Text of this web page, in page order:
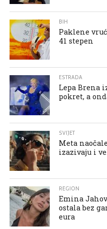
BIH
Paklene
41 stepen
ESTRADA
Lepa Brena
pokret, a
SVIJET
Meta
izazivaju i
REGION
Emina
ostala bez
eura